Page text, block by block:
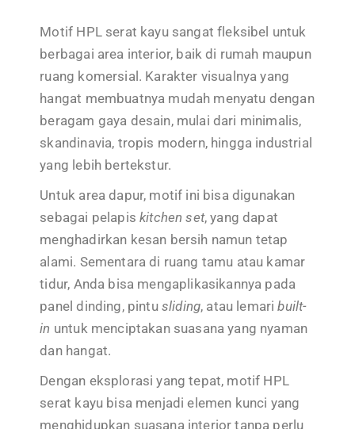
Motif HPL serat kayu sangat fleksibel untuk
berbagai area interior, baik di rumah maupun
ruang komersial. Karakter visualnya yang
hangat membuatnya mudah menyatu dengan
beragam gaya desain, mulai dari minimalis,
skandinavia, tropis modern, hingga industrial
yang lebih bertekstur.
Untuk area dapur, motif ini bisa digunakan
sebagai pelapiskitchen set, yang dapat
menghadirkan kesan bersih namun tetap
alami. Sementara di ruang tamu atau kamar
tidur, Anda bisa mengaplikasikannya pada
panel dinding, pintu sliding, atau lemaribuilt-
in untuk menciptakan suasana yang nyaman
dan hangat.
Dengan eksplorasi yang tepat, motif HPL
serat kayu bisa menjadi elemen kunci yang
menghidupkan suasana interior tanpa perlu